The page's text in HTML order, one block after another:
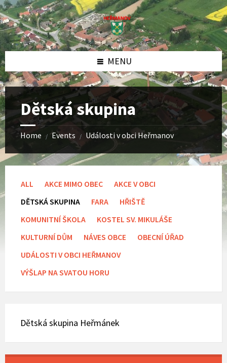
Skip
to
content
Skip
to
left
sidebar
Skip
to
footer
MENU
Dětská skupina
Home / Events / Události v obci Heřmanov
ALL AKCE MIMO OBEC
AKCE V OBCI
DĚTSKÁ SKUPINA
FARA
HŘIŠTĚ
KOMUNITNÍ ŠKOLA
KOSTEL SV. MIKULÁŠE
KULTURNÍ DŮM
NÁVES OBCE
OBECNÍ ÚŘAD
UDÁLOSTI V OBCI HEŘMANOV
VÝŠLAP NA SVATOU HORU
Dětská skupina Heřmánek